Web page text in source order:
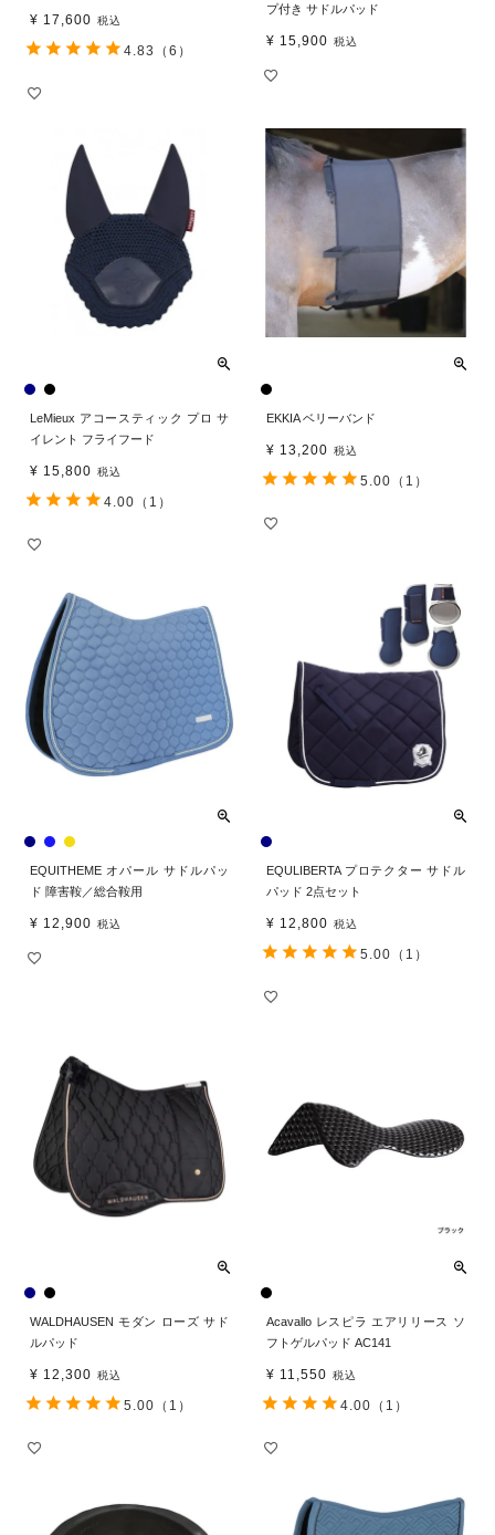
¥ 17,600 税込
4.83 （6）
プ付き サドルパッド
¥ 15,900 税込
LeMieux アコースティック プロ サ
イレント フライフード
¥ 15,800 税込
4.00 （1）
EKKIA ベリーバンド
¥ 13,200 税込
5.00 （1）
EQUITHEME オパール サドルパッ
ド 障害鞍／総合鞍用
¥ 12,900 税込
EQULIBERTA プロテクター サドル
パッド 2点セット
¥ 12,800 税込
5.00 （1）
WALDHAUSEN モダン ローズ サド
ルパッド
¥ 12,300 税込
5.00 （1）
Acavallo レスピラ エアリリース ソ
フトゲルパッド AC141
¥ 11,550 税込
4.00 （1）